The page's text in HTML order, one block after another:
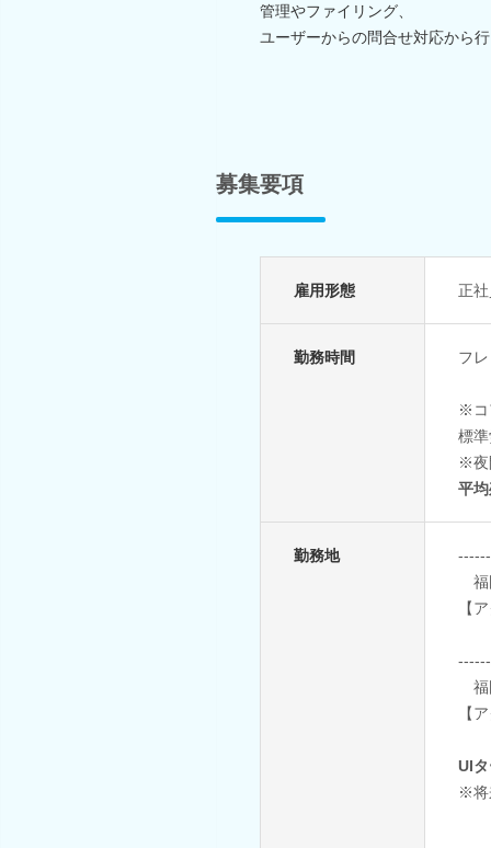
管理やファイリング、
ユーザーからの問合せ対応から
募集要項
雇用形態 正
勤務時間 フ
※コ
標
※夜
平
勤務地
福
【
福
【
UI
※将